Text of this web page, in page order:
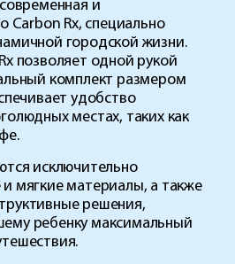
и
Carbon Rx, специально
городской жизни.
позволяет одной рукой
комплект размером
удобство
местах, таких как
исключительно
мягкие материалы, а также
решения,
ребенку максимальный